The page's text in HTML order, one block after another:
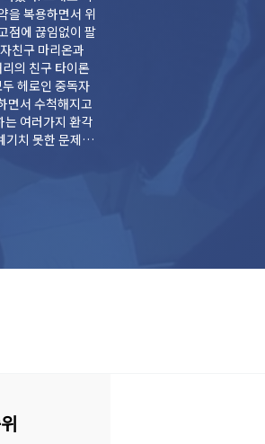
을 복용하면서 위
친구 마리온과
의 친구 타이론
헤로인 중독자
는 여러가지 환각
기치 못한 문제에